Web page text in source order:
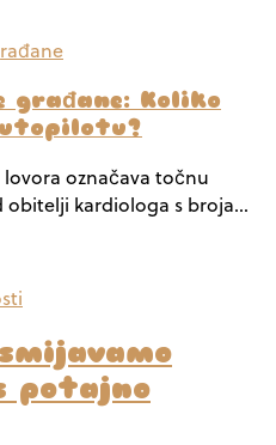
građane: Koliko
označava točnu
obitelji kardiologa s broja…
potajno